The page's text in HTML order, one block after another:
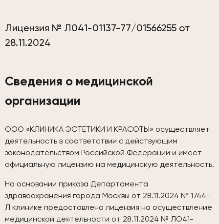
Лицензия № Л041-01137-77/01566255 от
28.11.2024
Сведения о медицинской
организации
ООО «КЛИНИКА ЭСТЕТИКИ И КРАСОТЫ» осуществляет
деятельность в соответствии с действующим
законодательством Российской Федерации и имеет
официальную лицензию на медицинскую деятельность.
На основании приказа Департамента
здравоохранения города Москвы от 28.11.2024 № 1744-
Л клинике предоставлена лицензия на осуществление
медицинской деятельности от 28.11.2024 № ЛО41-